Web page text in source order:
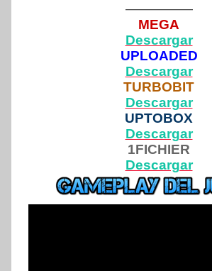
—————
MEGA
Descargar
UPLOADED
Descargar
TURBOBIT
Descargar
UPTOBOX
Descargar
1FICHIER
Descargar